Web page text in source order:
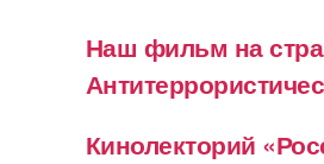
Наш фильм на
Кинолекторий